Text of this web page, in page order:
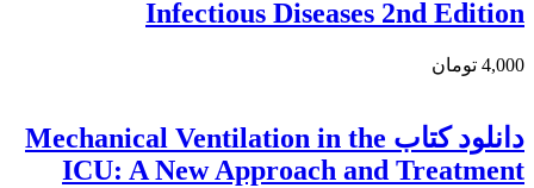
Infectious Diseases 2nd Edition
4,000 تومان
دانلود کتاب Mechanical Ventilation in the
ICU: A New Approach and Treatment